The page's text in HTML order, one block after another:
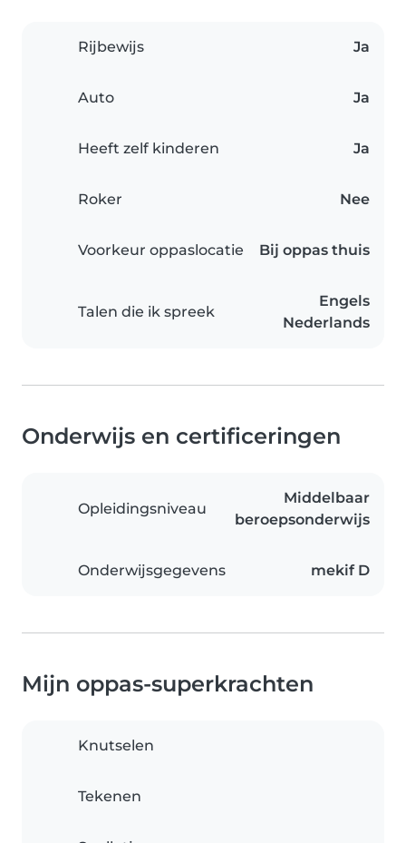
Rijbewijs Ja
Auto Ja
Heeft zelf kinderen Ja
Roker Nee
Voorkeur oppaslocatie Bij oppas thuis
Talen die ik spreek
Engels
Nederlands
Onderwijs en certificeringen
Opleidingsniveau
Middelbaar
beroepsonderwijs
Onderwijsgegevens mekif D
Mijn oppas-superkrachten
Knutselen
Tekenen